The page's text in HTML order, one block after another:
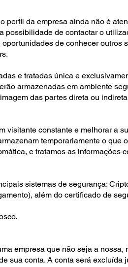
perfil da empresa ainda não é
possibilidade de contactar o
de conhecer outros
e tratadas única e
armazenadas em ambiente
das partes direta ou
visitante constante e melhorar a
temporariamente o que
e tratamos as informações
sistemas de segurança:
além do certificado de
empresa que não seja a nossa,
sua conta. A conta será excluída